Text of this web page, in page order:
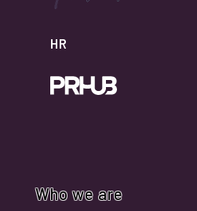
HR
Who we are